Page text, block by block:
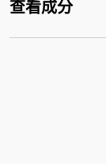
查看成分